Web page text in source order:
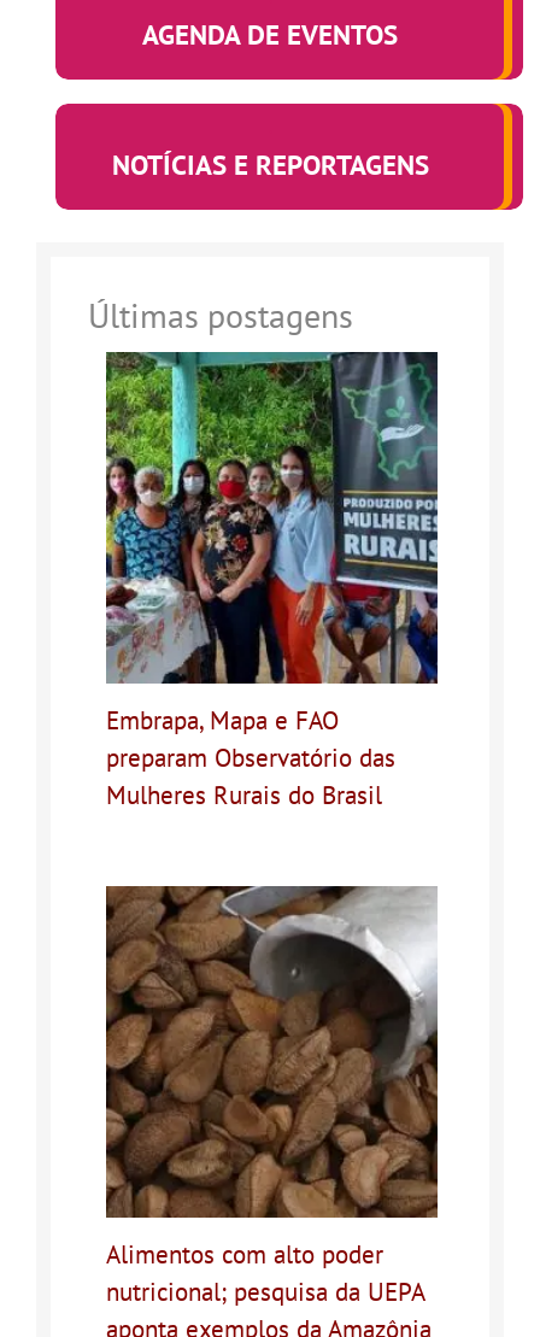
AGENDA DE EVENTOS
NOTÍCIAS E REPORTAGENS
Últimas postagens
Embrapa, Mapa e FAO
preparam Observatório das
Mulheres Rurais do Brasil
Alimentos com alto poder
nutricional; pesquisa da UEPA
aponta exemplos da Amazônia